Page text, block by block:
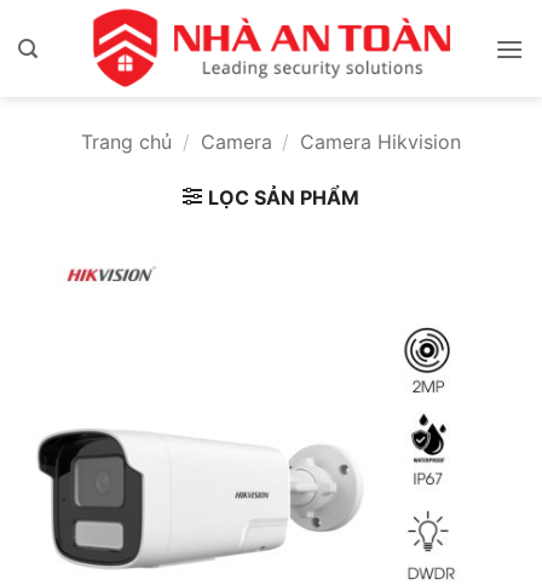
qua
Trang chủ / Camera / Camera Hikvision
LỌC SẢN PHẨM